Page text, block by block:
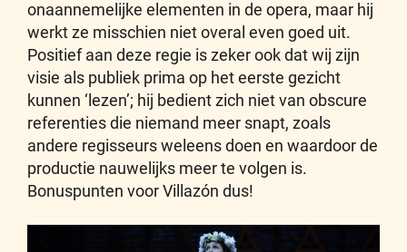
onaannemelijke elementen in de opera, maar hij
werkt ze misschien niet overal even goed uit.
Positief aan deze regie is zeker ook dat wij zijn
visie als publiek prima op het eerste gezicht
kunnen ‘lezen’; hij bedient zich niet van obscure
referenties die niemand meer snapt, zoals
andere regisseurs weleens doen en waardoor de
productie nauwelijks meer te volgen is.
Bonuspunten voor Villazón dus!